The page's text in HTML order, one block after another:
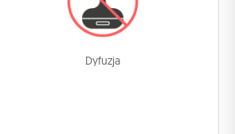
Dyfuzja